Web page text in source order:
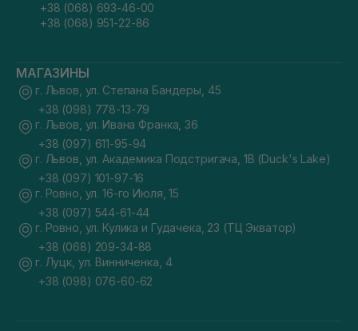
+38 (068) 693-46-00
+38 (068) 951-22-86
МАГАЗИНЫ
г. Львов, ул. Степана Бандеры, 45
+38 (098) 778-13-79
г. Львов, ул. Ивана Франка, 36
+38 (097) 611-95-94
г. Львов, ул. Академика Подстригача, 1В (Duck's Lake)
+38 (097) 101-97-16
г. Ровно, ул. 16-го Июля, 15
+38 (097) 544-61-44
г. Ровно, ул. Кулика и Гудачека, 23 (ТЦ Экватор)
+38 (068) 209-34-88
г. Луцк, ул. Винниченка, 4
+38 (098) 076-60-62